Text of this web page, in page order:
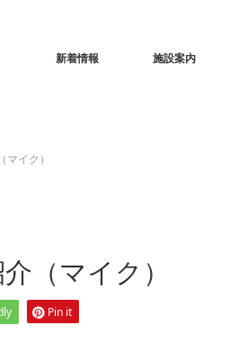
新着情報 施設案内
イク）
（マイク）
Pin it